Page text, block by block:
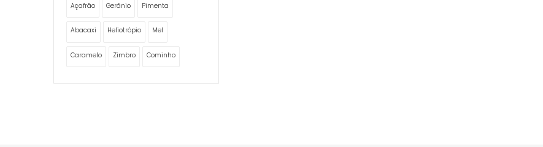
Açafrão Gerânio Pimenta
Abacaxi Heliotrópio Mel
Caramelo Zimbro Cominho